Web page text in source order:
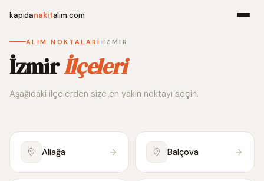
kapıdanakitalım.com
Alım
ALIM NOKTALARI ›İZMIR
İzmirİlçeleri
Aşağıdaki ilçelerden size en yakın noktayı seçin.
Aliağa Balçova